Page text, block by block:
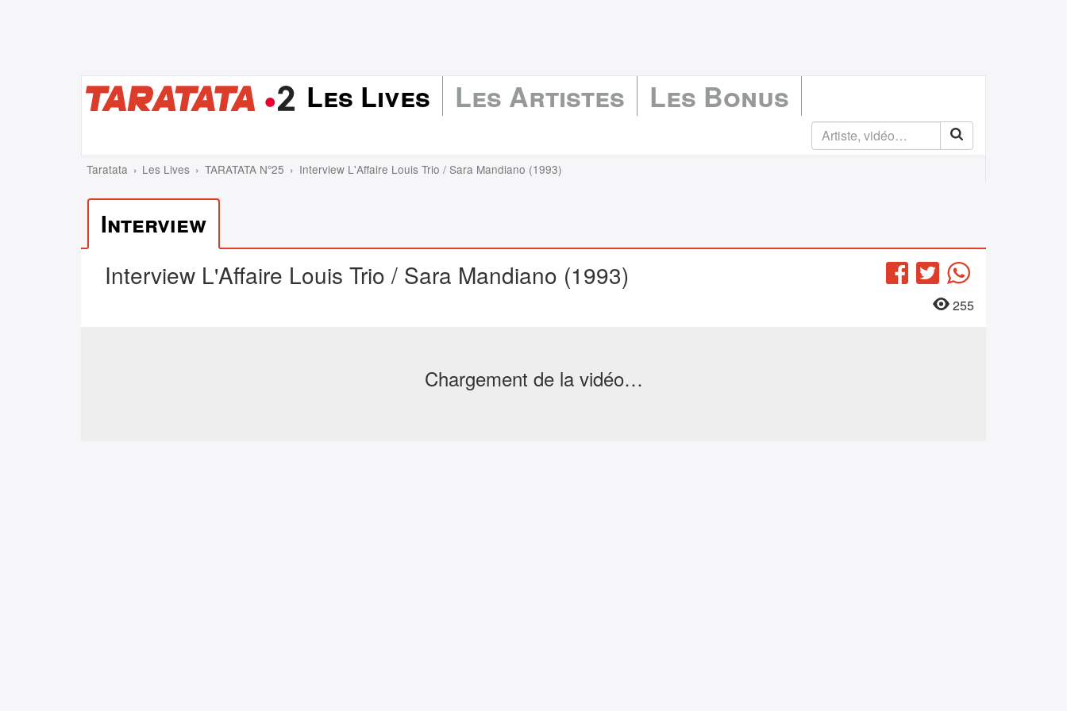
Les Lives Les Artistes Les Bonus
Taratata Les Lives TARATATA N°25 Interview L'Affaire Louis Trio / Sara Mandiano (1993)
Interview
Interview L'Affaire Louis Trio / Sara Mandiano (1993) Facebook
TwitterWhatsApp
255
Chargement de la vidéo…